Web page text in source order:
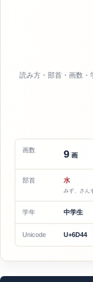
読み方・部首・画数・
画数 9 画
部首 水
みず、さん
学年 中学生
Unicode U+6D44